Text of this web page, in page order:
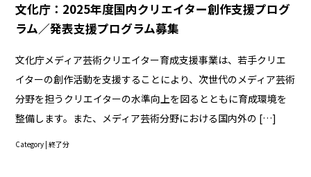
文化庁：2025年度国内クリエイター創作支援プログ
ラム／発表支援プログラム募集
文化庁メディア芸術クリエイター育成支援事業は、若手クリエ
イターの創作活動を支援することにより、次世代のメディア芸術
分野を担うクリエイターの水準向上を図るとともに育成環境を
整備します。また、メディア芸術分野における国内外の […]
Category |終了分